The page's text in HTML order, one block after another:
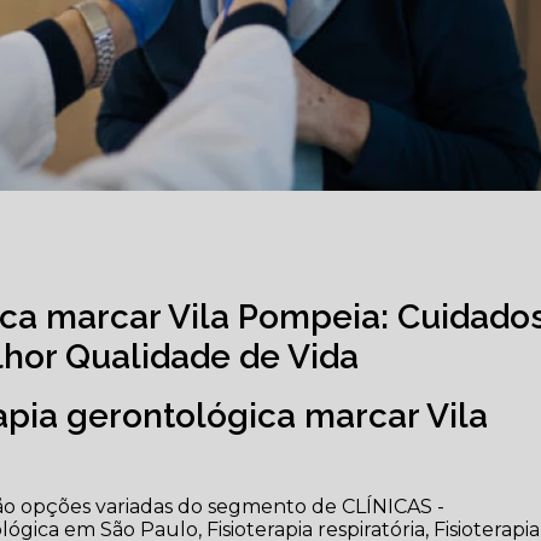
marcar Vila Pompeia:
Qualidade de Vida
gerontológica marcar Vila
opções variadas do segmento de CLÍNICAS -
em São Paulo, Fisioterapia respiratória,